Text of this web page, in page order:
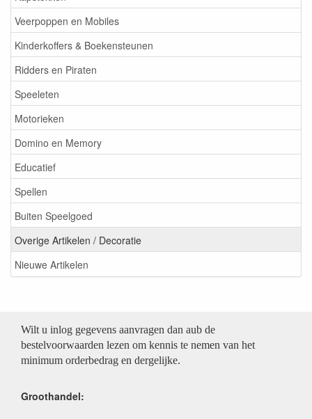
Veerpoppen en Mobiles
Kinderkoffers & Boekensteunen
Ridders en Piraten
Speeleten
Motorieken
Domino en Memory
Educatief
Spellen
Buiten Speelgoed
Overige Artikelen / Decoratie
Nieuwe Artikelen
Wilt u inlog gegevens aanvragen dan aub de
bestelvoorwaarden lezen om kennis te nemen van het
minimum orderbedrag en dergelijke.
Groothandel: